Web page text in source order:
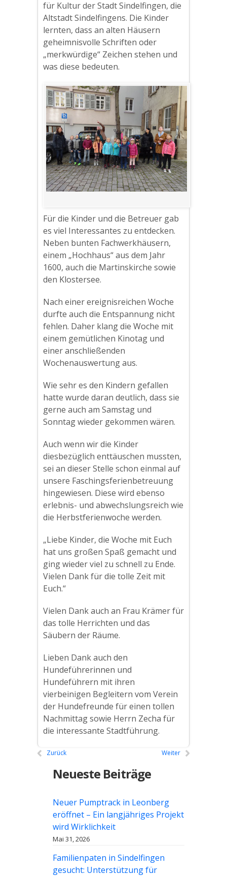
für Kultur der Stadt Sindelfingen, die
Altstadt Sindelfingens. Die Kinder
lernten, dass an alten Häusern
geheimnisvolle Schriften oder
„merkwürdige“ Zeichen stehen und
was diese bedeuten.
Für die Kinder und die Betreuer gab
es viel Interessantes zu entdecken.
Neben bunten Fachwerkhäusern,
einem „Hochhaus“ aus dem Jahr
1600, auch die Martinskirche sowie
den Klostersee.
Nach einer ereignisreichen Woche
durfte auch die Entspannung nicht
fehlen. Daher klang die Woche mit
einem gemütlichen Kinotag und
einer anschließenden
Wochenauswertung aus.
Wie sehr es den Kindern gefallen
hatte wurde daran deutlich, dass sie
gerne auch am Samstag und
Sonntag wieder gekommen wären.
Auch wenn wir die Kinder
diesbezüglich enttäuschen mussten,
sei an dieser Stelle schon einmal auf
unsere Faschingsferienbetreuung
hingewiesen. Diese wird ebenso
erlebnis- und abwechslungsreich wie
die Herbstferienwoche werden.
„Liebe Kinder, die Woche mit Euch
hat uns großen Spaß gemacht und
ging wieder viel zu schnell zu Ende.
Vielen Dank für die tolle Zeit mit
Euch.“
Vielen Dank auch an Frau Krämer für
das tolle Herrichten und das
Säubern der Räume.
Lieben Dank auch den
Hundeführerinnen und
Hundeführern mit ihren
vierbeinigen Begleitern vom Verein
der Hundefreunde für einen tollen
Nachmittag sowie Herrn Zecha für
die interessante Stadtführung.
Zurück Weiter
Neueste Beiträge
Neuer Pumptrack in Leonberg
eröffnet – Ein langjähriges Projekt
wird Wirklichkeit
Mai 31, 2026
Familienpaten in Sindelfingen
gesucht: Unterstützung für